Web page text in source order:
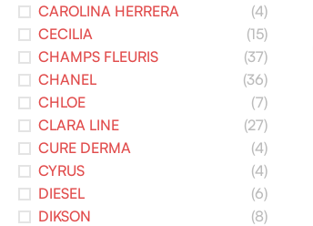
CAROLINA HERRERA
(4)
CECILIA
(15)
CHAMPS FLEURIS
(37)
CHANEL
(36)
CHLOE
(7)
CLARA LINE
(27)
CURE DERMA
(4)
CYRUS
(4)
DIESEL
(6)
DIKSON
(8)